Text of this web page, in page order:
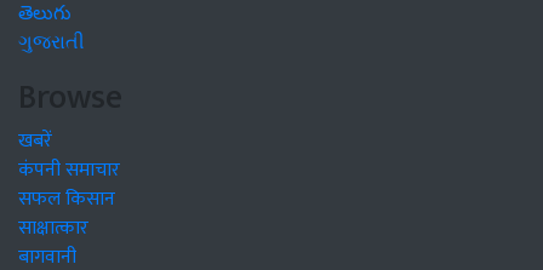
తెలుగు
ગુજરાતી
Browse
खबरें
कंपनी समाचार
सफल किसान
साक्षात्कार
बागवानी